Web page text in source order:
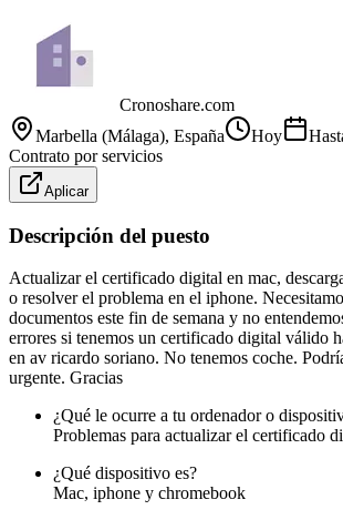
Cronoshare.com
Marbella (Málaga), España Hoy
Contrato por servicios
Aplicar
Descripción del puesto
Actualizar el certificado digital en mac,
o resolver el problema en el iphone.
documentos este fin de semana y no
errores si tenemos un certificado digital válido
en av ricardo soriano. No tenemos coche.
urgente. Gracias
¿Qué le ocurre a tu ordenador o
Problemas para actualizar el certificado
¿Qué dispositivo es?
Mac, iphone y chromebook